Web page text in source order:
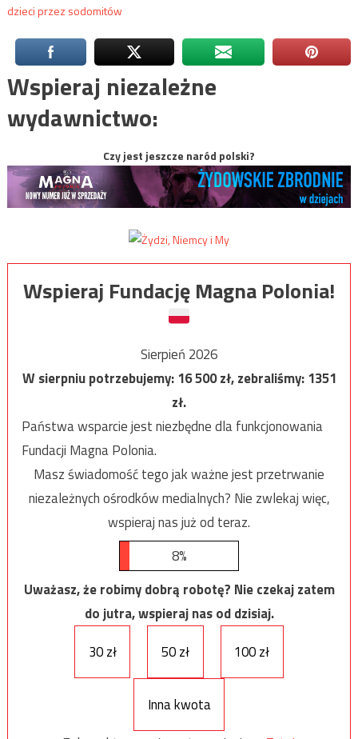
dzieci przez sodomitów
Wspieraj niezależne
wydawnictwo:
Czy jest jeszcze naród polski?
Wspieraj Fundację Magna Polonia!
Sierpień 2026
W sierpniu potrzebujemy:16 500zł, zebraliśmy:1351
zł.
Państwa wsparcie jest niezbędne dla funkcjonowania
Fundacji Magna Polonia.
Masz świadomość tego jak ważne jest przetrwanie
niezależnych ośrodków medialnych? Nie zwlekaj więc,
wspieraj nas już od teraz.
8%
Uważasz, że robimy dobrą robotę? Nie czekaj zatem
do jutra, wspieraj nas od dzisiaj.
30 zł
50 zł 100 zł
Inna kwota